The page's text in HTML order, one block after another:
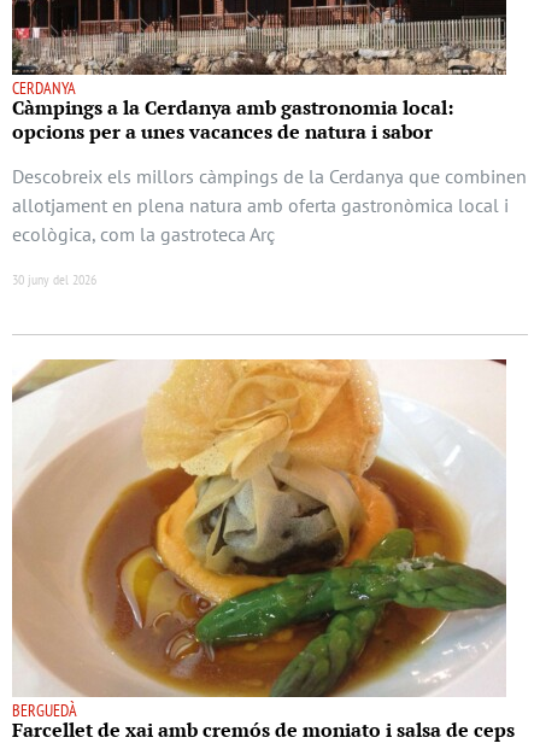
CERDANYA
Càmpings a la Cerdanya amb gastronomia local:
opcions per a unes vacances de natura i sabor
Descobreix els millors càmpings de la Cerdanya que combinen
allotjament en plena natura amb oferta gastronòmica local i
ecològica, com la gastroteca Arç
30 juny del 2026
BERGUEDÀ
Farcellet de xai amb cremós de moniato i salsa de ceps